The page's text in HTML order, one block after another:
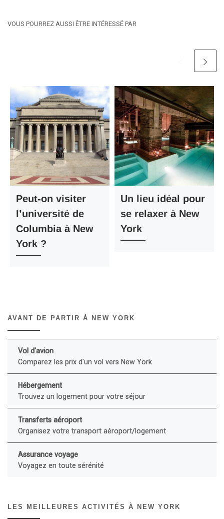
VOUS POURREZ AUSSI ÊTRE INTÉRESSÉ PAR
Peut-on visiter
l’université de
Columbia à New
York ?
Un lieu idéal pour
se relaxer à New
York
AVANT DE PARTIR À NEW YORK
Vol d'avion
Comparez les prix d'un vol vers New York
Hébergement
Trouvez un logement pour votre séjour
Transferts aéroport
Organisez votre transport aéroport/logement
Assurance voyage
Voyagez en toute sérénité
LES MEILLEURES ACTIVITÉS À NEW YORK